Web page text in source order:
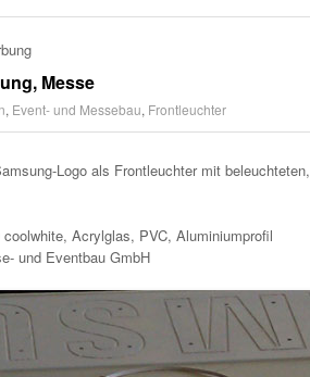
Messe
, Event- und Messebau, Frontleuchter
Logo als Frontleuchter mit
coolwhite, Acrylglas, PVC, Aluminiumprofil
und Eventbau GmbH